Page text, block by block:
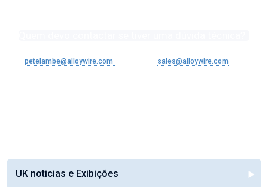
petelambe@alloywire.com
sales@alloywire.com
UK noticias e Exibições